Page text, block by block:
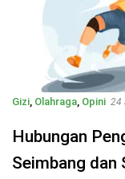
Gizi Olahraga Opini 24
Hubungan
Seimbang